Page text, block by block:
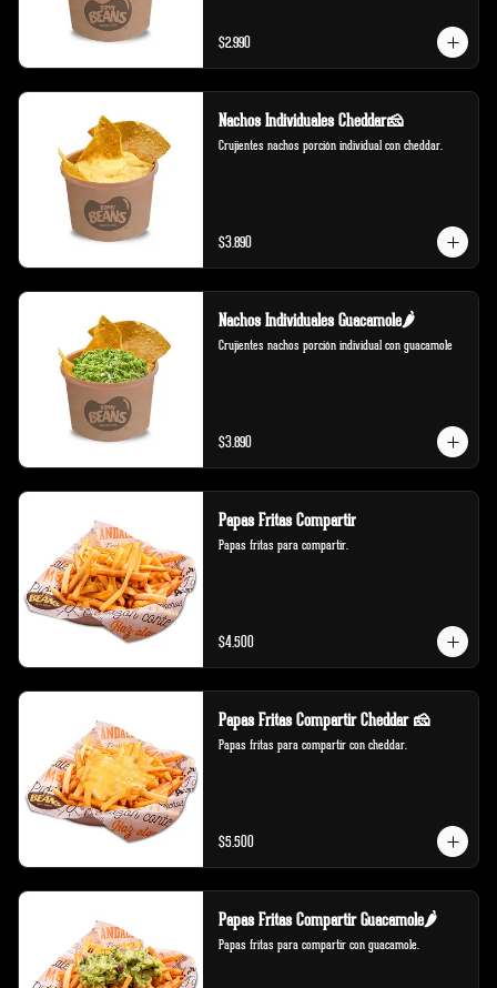
$2.990
Nachos Individuales Cheddar🧀
Crujientes nachos porción individual con cheddar.
$3.890
Nachos Individuales Guacamole🌶️
Crujientes nachos porción individual con guacamole
$3.890
Papas Fritas Compartir
Papas fritas para compartir.
$4.500
Papas Fritas Compartir Cheddar 🧀
Papas fritas para compartir con cheddar.
$5.500
Papas Fritas Compartir Guacamole🌶️
Papas fritas para compartir con guacamole.